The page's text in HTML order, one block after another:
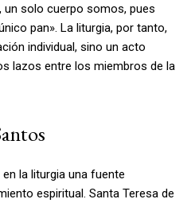
un solo cuerpo somos, pues
pan». La liturgia, por tanto,
individual, sino un acto
lazos entre los miembros de la
la liturgia una fuente
espiritual. Santa Teresa de